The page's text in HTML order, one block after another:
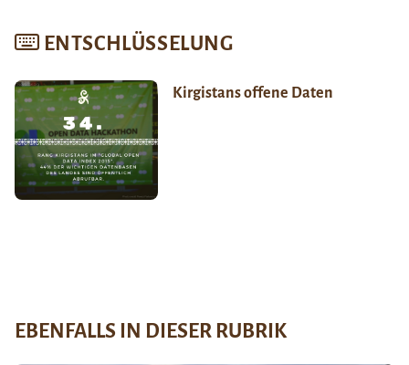
ENTSCHLÜSSELUNG
Kirgistans offene Daten
EBENFALLS IN DIESER RUBRIK